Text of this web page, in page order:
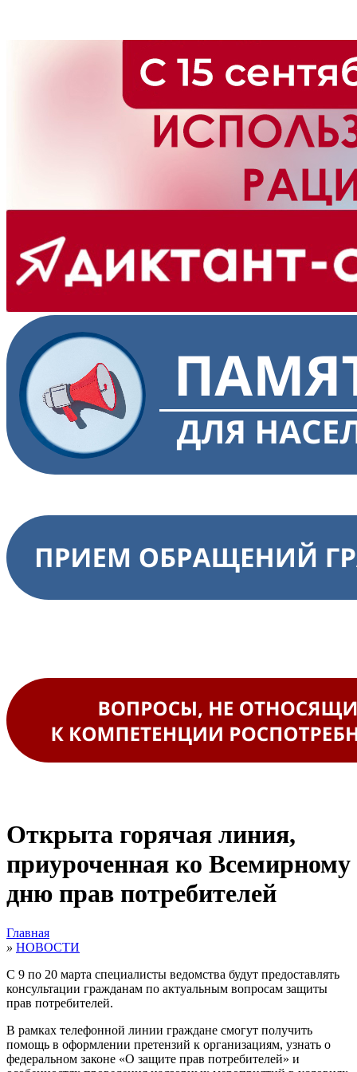
Открыта горячая линия,
приуроченная ко Всемирному
дню прав потребителей
Главная
» НОВОСТИ
С 9 по 20 марта специалисты ведомства будут предоставлять
консультации гражданам по актуальным вопросам защиты
прав потребителей.
В рамках телефонной линии граждане смогут получить
помощь в оформлении претензий к организациям, узнать о
федеральном законе «О защите прав потребителей» и